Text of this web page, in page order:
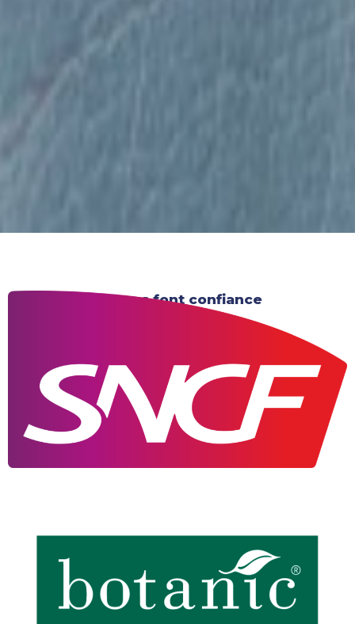
Ils nous font confiance